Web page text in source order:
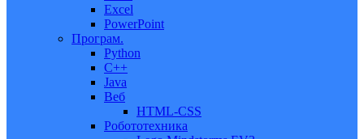
Excel
PowerPoint
Програм.
Python
C++
Java
Веб
HTML-CSS
Робототехника